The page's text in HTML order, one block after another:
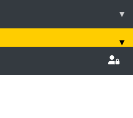
▾
▾